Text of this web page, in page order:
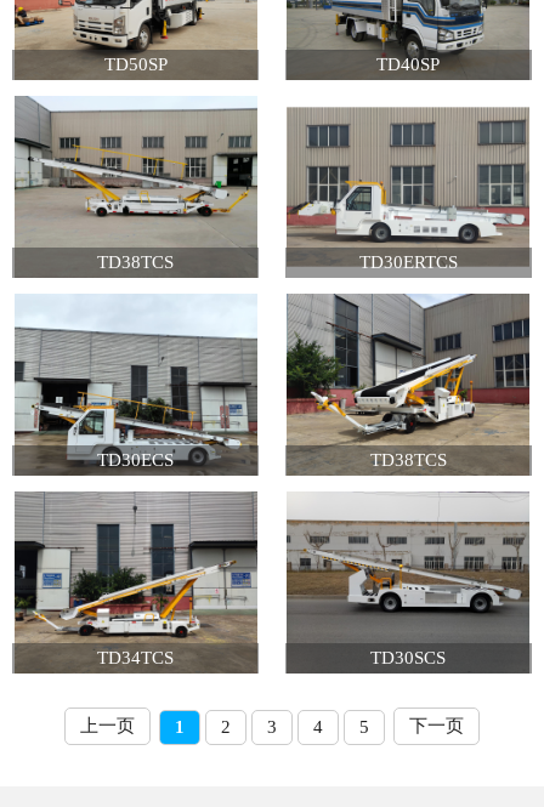
TD50SP TD40SP
TD38TCS TD30ERTCS
TD30ECS TD38TCS
TD34TCS TD30SCS
上一页 1 2 3 4 5 下一页